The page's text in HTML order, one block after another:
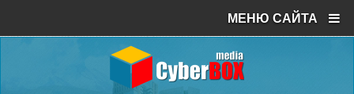
МЕНЮ САЙТА